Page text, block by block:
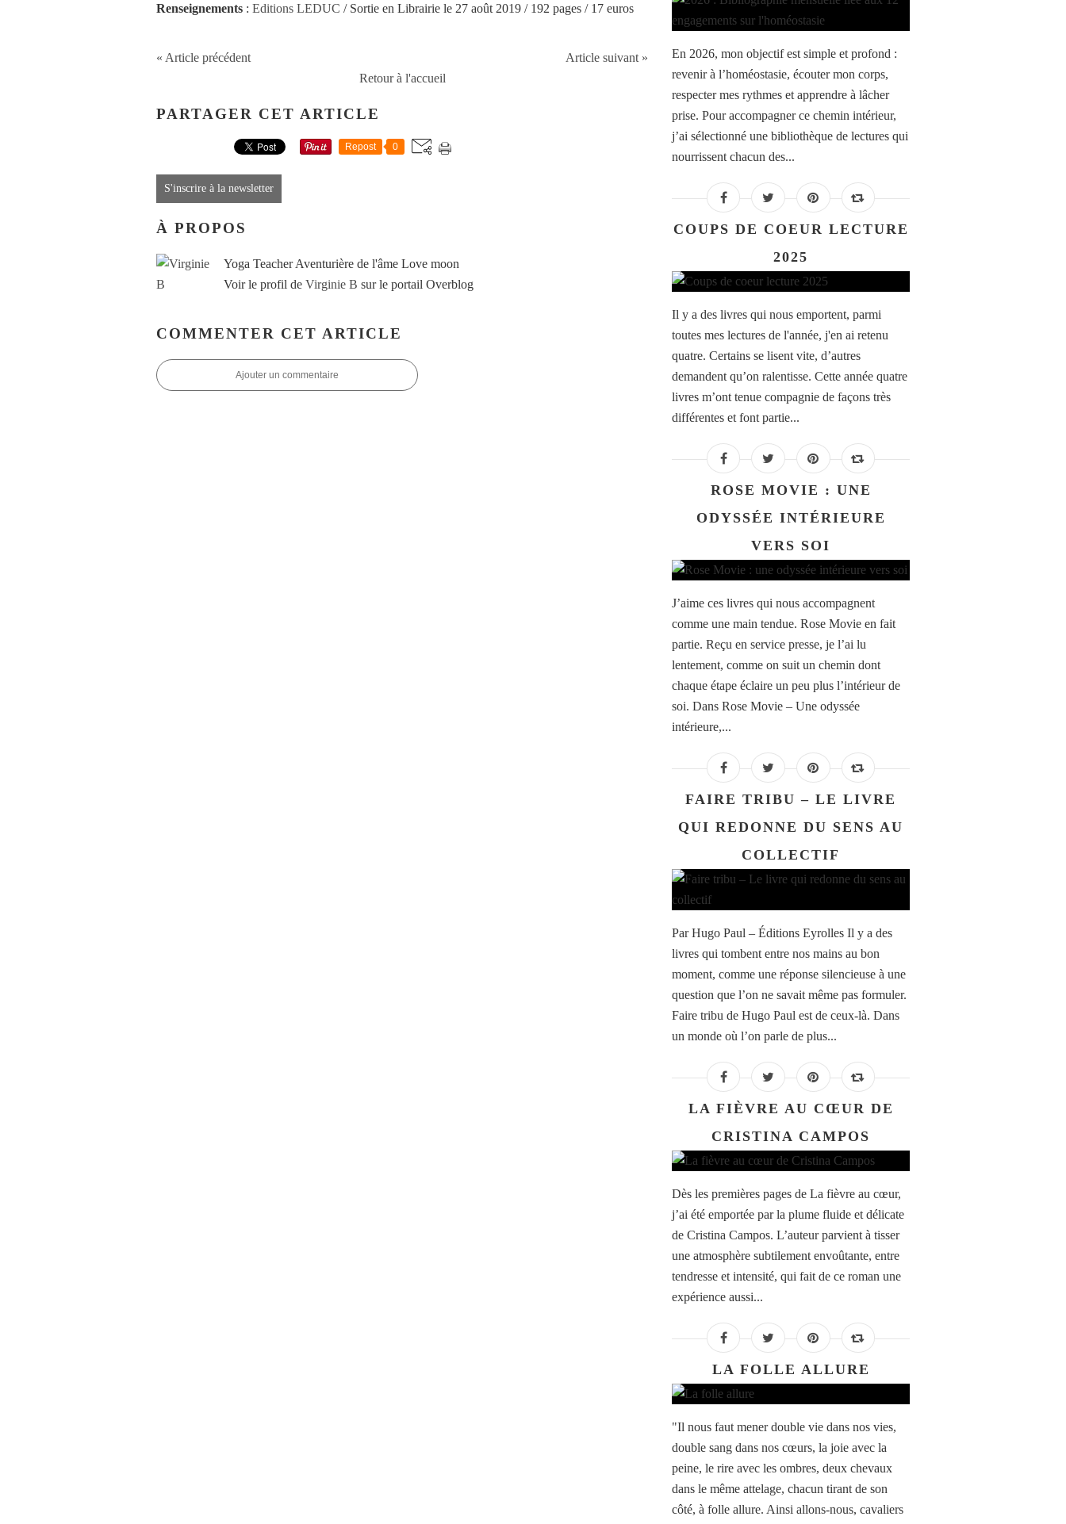
Renseignements : Editions LEDUC / Sortie en Librairie le 27 août 2019 / 192 pages / 17 euros
« Article précédent
Article suivant »
Retour à l'accueil
PARTAGER CET ARTICLE
Repost 0
S'inscrire à la newsletter
À PROPOS
Yoga Teacher Aventurière de l'âme Love moon
Voir le profil de Virginie B sur le portail Overblog
COMMENTER CET ARTICLE
Ajouter un commentaire
En 2026, mon objectif est simple et profond :
revenir à l’homéostasie, écouter mon corps,
respecter mes rythmes et apprendre à lâcher
prise. Pour accompagner ce chemin intérieur,
j’ai sélectionné une bibliothèque de lectures qui
nourrissent chacun des...
COUPS DE COEUR LECTURE
2025
Il y a des livres qui nous emportent, parmi
toutes mes lectures de l'année, j'en ai retenu
quatre. Certains se lisent vite, d’autres
demandent qu’on ralentisse. Cette année quatre
livres m’ont tenue compagnie de façons très
différentes et font partie...
ROSE MOVIE : UNE
ODYSSÉE INTÉRIEURE
VERS SOI
J’aime ces livres qui nous accompagnent
comme une main tendue. Rose Movie en fait
partie. Reçu en service presse, je l’ai lu
lentement, comme on suit un chemin dont
chaque étape éclaire un peu plus l’intérieur de
soi. Dans Rose Movie – Une odyssée
intérieure,...
FAIRE TRIBU – LE LIVRE
QUI REDONNE DU SENS AU
COLLECTIF
Par Hugo Paul – Éditions Eyrolles Il y a des
livres qui tombent entre nos mains au bon
moment, comme une réponse silencieuse à une
question que l’on ne savait même pas formuler.
Faire tribu de Hugo Paul est de ceux-là. Dans
un monde où l’on parle de plus...
LA FIÈVRE AU CŒUR DE
CRISTINA CAMPOS
Dès les premières pages de La fièvre au cœur,
j’ai été emportée par la plume fluide et délicate
de Cristina Campos. L’auteur parvient à tisser
une atmosphère subtilement envoûtante, entre
tendresse et intensité, qui fait de ce roman une
expérience aussi...
LA FOLLE ALLURE
"Il nous faut mener double vie dans nos vies,
double sang dans nos cœurs, la joie avec la
peine, le rire avec les ombres, deux chevaux
dans le même attelage, chacun tirant de son
côté, à folle allure. Ainsi allons-nous, cavaliers